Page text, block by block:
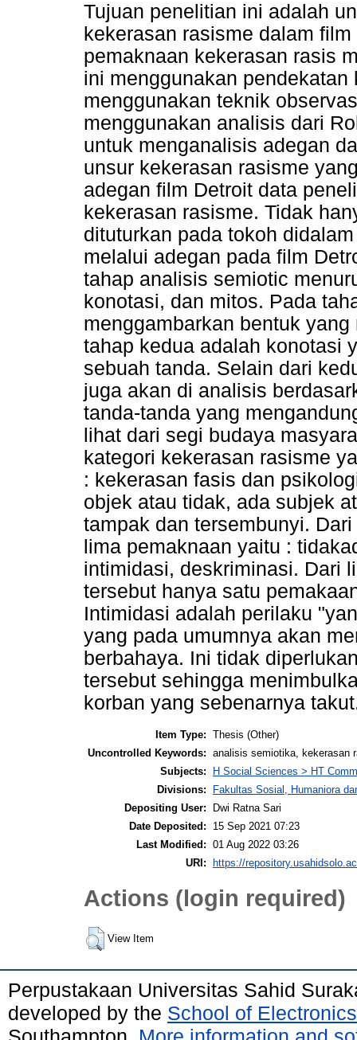
Tujuan penelitian ini adalah
kekerasan rasisme dalam
pemaknaan kekerasan rasis
ini menggunakan
menggunakan teknik
menggunakan analisis dari
untuk menganalisis adegan
unsur kekerasan rasisme
adegan film Detroit data
kekerasan rasisme. Tidak
dituturkan pada tokoh
melalui adegan pada film
tahap analisis semiotic
konotasi, dan mitos. Pada
menggambarkan bentuk
tahap kedua adalah konotasi
sebuah tanda. Selain dari
juga akan di analisis
tanda-tanda yang
lihat dari segi budaya
kategori kekerasan rasisme
: kekerasan fasis dan
objek atau tidak, ada subjek
tampak dan tersembunyi.
lima pemaknaan yaitu :
intimidasi, deskriminasi. Dari
tersebut hanya satu
Intimidasi adalah perilaku
yang pada umumnya akan
berbahaya. Ini tidak
tersebut sehingga
korban yang sebenarnya
Item Type: Thesis (Other)
Uncontrolled Keywords: analisis semiotika, kekerasan
Subjects:
H Social Sciences > HT
Divisions:
Fakultas Sosial, Humaniora
Depositing User:
Dwi Ratna Sari
Date Deposited:
15 Sep 2021 07:23
Last Modified: 01 Aug 2022 03:26
URI:
https://
Actions (login required)
View Item
Perpustakaan Universitas Sahid
developed by the School of